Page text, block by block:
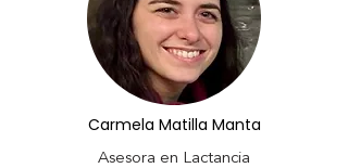
Carmela Matilla Manta
Asesora en Lactancia